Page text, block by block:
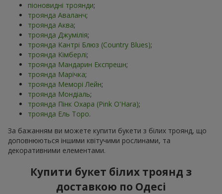
піоновидні троянди;
троянда Аваланч;
троянда Аква;
троянда Джумілія;
троянда Кантрі Блюз (Country Blues);
троянда Кімберлі;
троянда Мандарин Експрешн;
троянда Марічка;
троянда Меморі Лейн;
троянда Мондіаль;
троянда Пінк Охара (Pink O'Hara);
троянда Ель Торо.
За бажанням ви можете купити букети з білих троянд, що
доповнюються іншими квітучими рослинами, та
декоративними елементами.
Купити букет білих троянд з
доставкою по Одесі